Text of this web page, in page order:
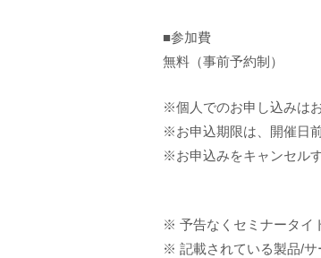
■参加費
無料（事前予約制）
※個人でのお申し込みは
※お申込期限は、開催日
※お申込みをキャンセル
※ 予告なくセミナータイ
※ 記載されている製品/サ